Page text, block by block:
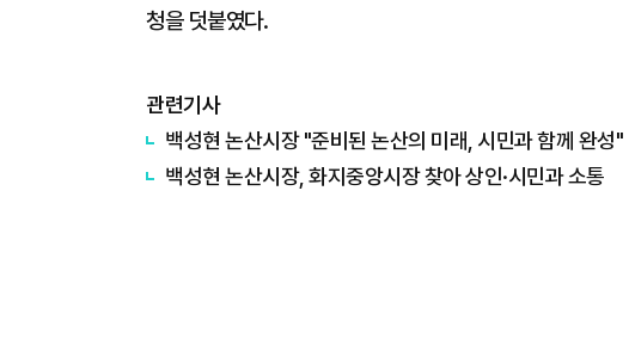
청을 덧붙였다.
관련기사
백성현 논산시장 "준비된 논산의 미래, 시민과 함께 완성"
백성현 논산시장, 화지중앙시장 찾아 상인·시민과 소통